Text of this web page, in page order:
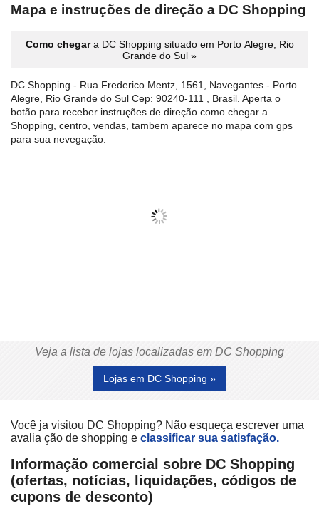
Mapa e instruções de direção a DC Shopping
Como chegara DC Shopping situado em Porto Alegre, Rio
Grande do Sul »
DC Shopping - Rua Frederico Mentz, 1561, Navegantes - Porto
Alegre, Rio Grande do Sul Cep: 90240-111 , Brasil. Aperta o
botão para receber instruções de direção como chegar a
Shopping, centro, vendas, tambem aparece no mapa com gps
para sua nevegação.
Veja a lista de lojas localizadas em DC Shopping
Lojas em DC Shopping »
Você ja visitou DC Shopping? Não esqueça escrever uma
avalia ção de shopping e classificar sua satisfação.
Informação comercial sobre DC Shopping
(ofertas, notícias, liquidações, códigos de
cupons de desconto)